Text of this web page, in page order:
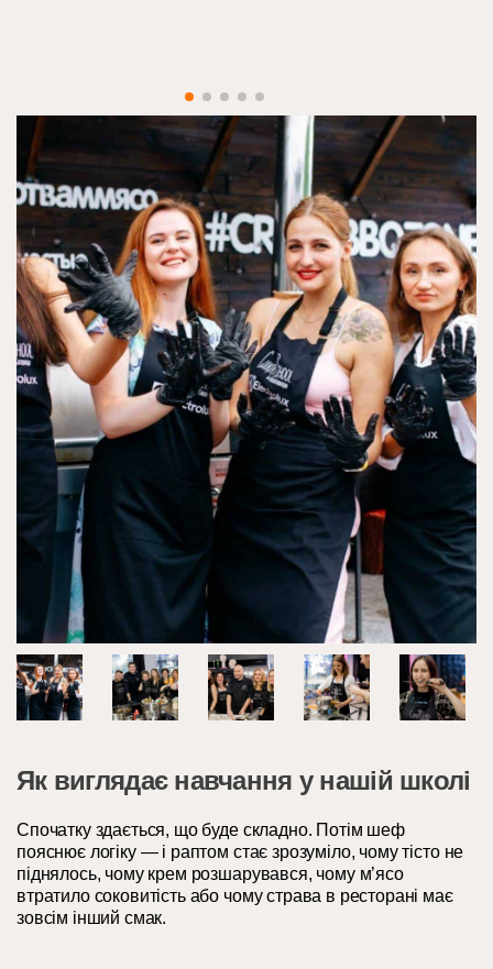
Як виглядає навчання у нашій школі
Спочатку здається, що буде складно. Потім шеф
пояснює логіку — і раптом стає зрозуміло, чому тісто не
піднялось, чому крем розшарувався, чому м’ясо
втратило соковитість або чому страва в ресторані має
зовсім інший смак.